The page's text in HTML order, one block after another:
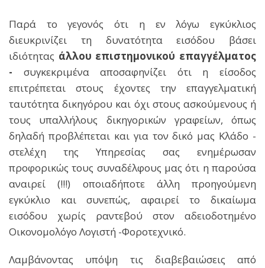
Παρά το γεγονός ότι η εν λόγω εγκύκλιος
διευκρινίζει τη δυνατότητα εισόδου βάσει
ιδιότητας άλλου επιστημονικού επαγγέλματος
- συγκεκριμένα αποσαφηνίζει ότι η είσοδος
επιτρέπεται στους έχοντες την επαγγελματική
ταυτότητα δικηγόρου και όχι στους ασκούμενους ή
τους υπαλλήλους δικηγορικών γραφείων, όπως
δηλαδή προβλέπεται και για τον δικό μας Κλάδο -
στελέχη της Υπηρεσίας σας ενημέρωσαν
προφορικώς τους συναδέλφους μας ότι η παρούσα
αναιρεί (!!!) οποιαδήποτε άλλη προηγούμενη
εγκύκλιο και συνεπώς, αφαιρεί το δικαίωμα
εισόδου χωρίς ραντεβού στον αδειοδοτημένο
Οικονομολόγο Λογιστή -Φοροτεχνικό.
Λαμβάνοντας υπόψη τις διαβεβαιώσεις από